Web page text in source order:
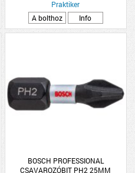
Praktiker
A bolthoz
Info
BOSCH PROFESSIONAL
CSAVAROZÓBIT PH2 25MM